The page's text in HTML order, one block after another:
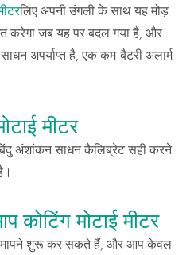
लिए अपनी उंगली के साथ यह मोड़
करेगा जब यह पर बदल गया है, और
अपर्याप्त है, एक कम-बैटरी अलार्म
मीटर
अंशांकन साधन कैलिब्रेट सही करने
कोटिंग मोटाई मीटर
मापने शुरू कर सकते हैं, और आप केवल